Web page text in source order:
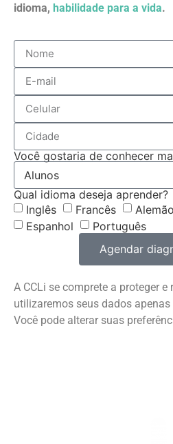
idioma, habilidade para a vida.
Você gostaria de conhecer
Qual idioma deseja aprender?
Inglês
Francês Alemão
Espanhol
Português
Agendar
A CCLi se comprete a proteger
utilizaremos seus dados
Você pode alterar suas